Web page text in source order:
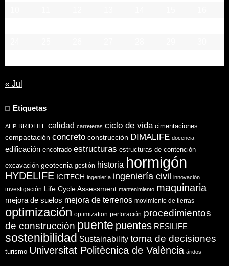
« Jul
Etiquetas
AHP BRIDLIFE calidad carreteras ciclo de vida cimentaciones
compactación concreto construcción DIMALIFE docencia
edificación encofrado estructuras estructuras de contención
excavación geotecnia gestión historia hormigón
HYDELIFE ICITECH ingeniería ingeniería civil innovación
investigación Life Cycle Assessment mantenimiento maquinaria
mejora de suelos mejora de terrenos movimiento de tierras
optimización optimization perforación procedimientos
de construcción puente puentes RESILIFE
sostenibilidad Sustainability toma de decisiones
turismo Universitat Politècnica de València áridos